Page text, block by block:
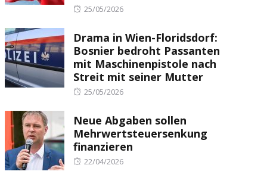
Posted
25/05/2026
Drama in Wien-Floridsdorf:
Bosnier bedroht Passanten
mit Maschinenpistole nach
Streit mit seiner Mutter
Posted
25/05/2026
Neue Abgaben sollen
Mehrwertsteuersenkung
finanzieren
Posted
22/04/2026